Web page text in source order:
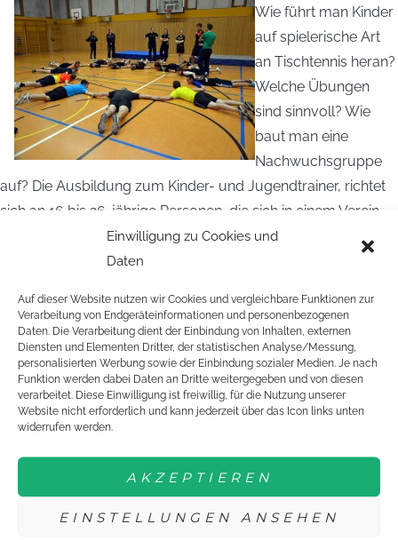
Einwilligung zu Cookies und
Daten
Auf dieser Website nutzen wir Cookies und vergleichbare Funktionen zur
Verarbeitung von Endgeräteinformationen und personenbezogenen
Daten. Die Verarbeitung dient der Einbindung von Inhalten, externen
Diensten und Elementen Dritter, der statistischen Analyse/Messung,
personalisierten Werbung sowie der Einbindung sozialer Medien. Je nach
Funktion werden dabei Daten an Dritte weitergegeben und von diesen
verarbeitet. Diese Einwilligung ist freiwillig, für die Nutzung unserer
Website nicht erforderlich und kann jederzeit über das Icon links unten
widerrufen werden.
AKZEPTIEREN
EINSTELLUNGEN ANSEHEN
Wie führt man Kinder
auf spielerische Art
an Tischtennis heran?
Welche Übungen
sind sinnvoll? Wie
baut man eine
Nachwuchsgruppe
auf? Die Ausbildung zum Kinder- und Jugendtrainer, richtet
sich an 16 bis 26-jährige Personen, die sich in einem Verein
oder einer Schule engagieren oder engagieren wollen.
AUSSCHREIBUNG HAMBURG